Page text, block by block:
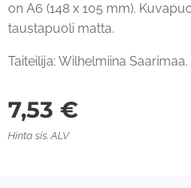
on A6 (148 x 105 mm).
taustapuoli matta.
Taiteilija: Wilhelmiina Saarimaa.
7,53 €
Hinta sis. ALV